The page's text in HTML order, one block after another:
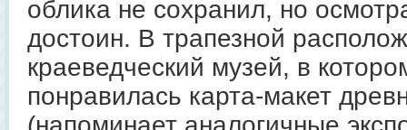
облика не сохранил, но
достоин. В трапезной
краеведческий музей, в
понравилась карта-макет